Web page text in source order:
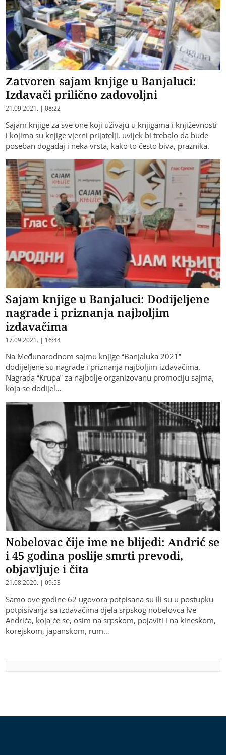
Zatvoren sajam knjige u Banjaluci:
Izdavači prilično zadovoljni
21.09.2021. | 08:22
Sajam knjige za sve one koji uživaju u knjigama i književnosti
i kojima su knjige vjerni prijatelji, uvijek bi trebalo da bude
poseban događaj i neka vrsta, kako to često biva, praznika.
Sajam knjige u Banjaluci: Dodijeljene
nagrade i priznanja najboljim
izdavačima
17.09.2021. | 16:44
Na Međunarodnom sajmu knjige “Banjaluka 2021”
dodijeljene su nagrade i priznanja najboljim izdavačima.
Nagrada “Krupa” za najbolje organizovanu promociju sajma,
koja se dodijel…
Nobelovac čije ime ne blijedi: Andrić se
i 45 godina poslije smrti prevodi,
objavljuje i čita
21.08.2020. | 09:53
Samo ove godine 62 ugovora potpisana su ili su u postupku
potpisivanja sa izdavačima djela srpskog nobelovca Ive
Andrića, koja će se, osim na srpskom, pojaviti i na kineskom,
korejskom, japanskom, rum…